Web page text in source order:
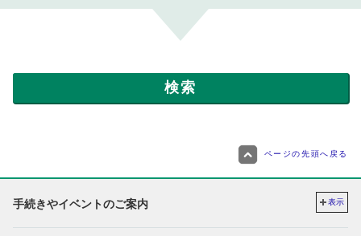
ページの先頭へ戻る
手続きやイベントのご案内 表示